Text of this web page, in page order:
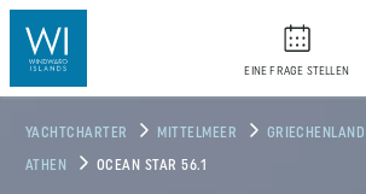
EINE FRAGE STELLEN
YACHTCHARTER MITTELMEER GRIECHENLAND
ATHEN OCEAN STAR 56.1